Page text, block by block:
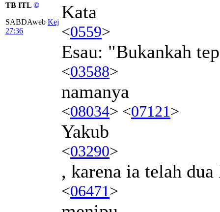
TB ITL ©
SABDAweb Kej
27:36
Kata
<0559>
Esau: "Bukankah
<03588>
namanya
<08034> <07121>
Yakub
<03290>
, karena ia telah
<06471>